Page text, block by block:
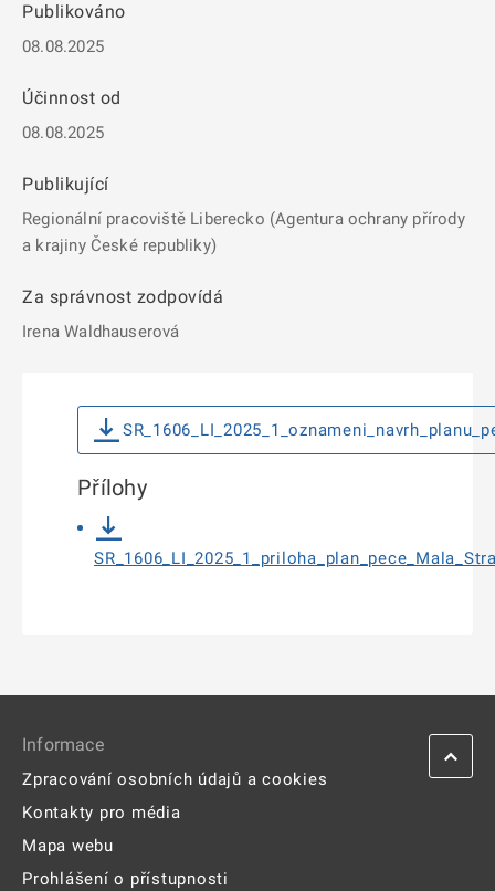
Publikováno
08.08.2025
Účinnost od
08.08.2025
Publikující
Regionální pracoviště Liberecko (Agentura ochrany přírody
a krajiny České republiky)
Za správnost zodpovídá
Irena Waldhauserová
Přílohy
Informace
Zpracování osobních údajů a cookies
Kontakty pro média
Mapa webu
Prohlášení o přístupnosti